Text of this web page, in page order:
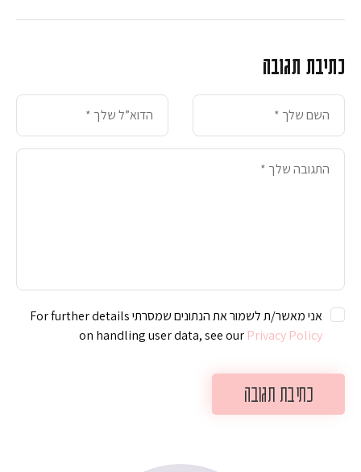
כתיבת תגובה
אני מאשר/ת לשמור את הנתונים שמסרתי For further details
on handling user data, see our Privacy Policy